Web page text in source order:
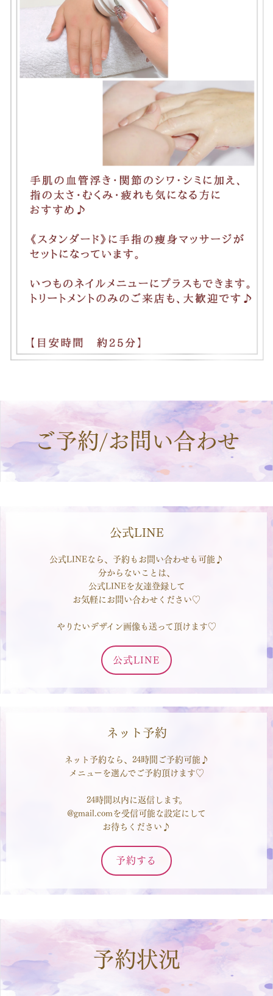
ご予約/お問い合わせ
公式LINE
公式LINEなら、予約もお問い合わせも可能♪
分からないことは、
公式LINEを友達登録して
お気軽にお問い合わせください♡
やりたいデザイン画像も送って頂けます♡
公式LINE
ネット予約
ネット予約なら、24時間ご予約可能♪
メニューを選んでご予約頂けます♡
24時間以内に返信します。
@gmail.comを受信可能な設定にして
お待ちください♪
予約する
予約状況